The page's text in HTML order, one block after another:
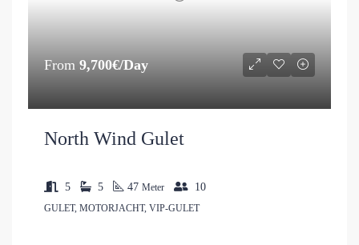
From 9,700€/Day
North Wind Gulet
5 5 47 Meter 10
GULET, MOTORJACHT, VIP-GULET